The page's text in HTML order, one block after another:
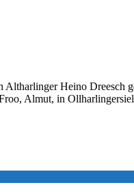
Heino Dreesch
Almut, in